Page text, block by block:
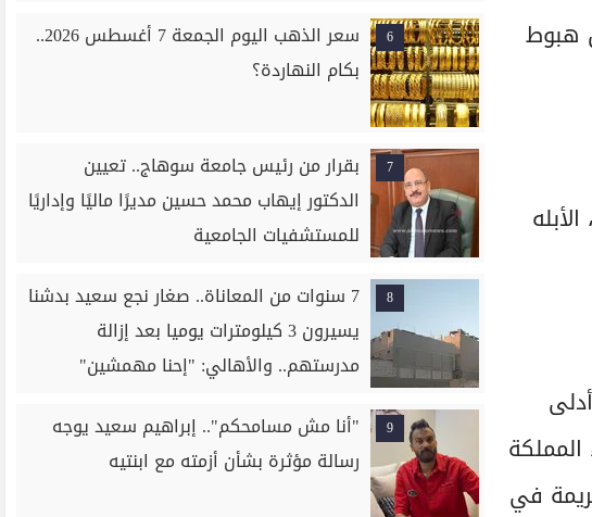
هبوط
في
6
سعر الذهب اليوم الجمعة 7 أغسطس 2026..
بكام النهاردة؟
7
بقرار من رئيس جامعة سوهاج.. تعيين
الدكتور إيهاب محمد حسين مديرًا ماليًا وإداريًا
للمستشفيات الجامعية
8
7 سنوات من المعاناة.. صغار نجع سعيد بدشنا
يسيرون 3 كيلومترات يوميا بعد إزالة
مدرستهم.. والأهالي: "إحنا مهمشين"
9
"أنا مش مسامحكم".. إبراهيم سعيد يوجه
رسالة مؤثرة بشأن أزمته مع ابنتيه